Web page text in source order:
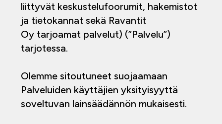
liittyvät keskustelufoorumit, hakemistot
ja tietokannat sekä Ravantit
Oy tarjoamat palvelut) (”Palvelu”)
tarjotessa.
Olemme sitoutuneet suojaamaan
Palveluiden käyttäjien yksityisyyttä
soveltuvan lainsäädännön mukaisesti.